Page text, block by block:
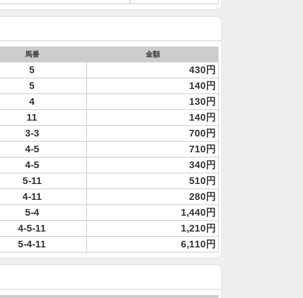
馬番 金額
5 430円
5
140円
4
130円
11
140円
3-3
700円
4-5 710円
4-5
340円
5-11
510円
4-11
280円
5-4
1,440円
4-5-11
1,210円
5-4-11 6,110円